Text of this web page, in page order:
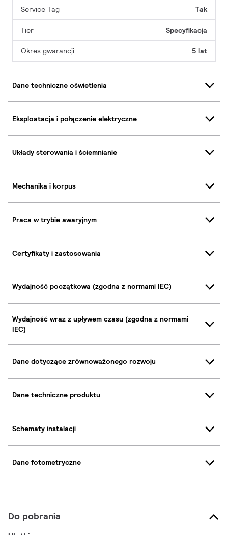
Service Tag Tak
Tier Specyfikacja
Okres gwarancji 5 lat
Dane techniczne oświetlenia
Eksploatacja i połączenie elektryczne
Układy sterowania i ściemnianie
Mechanika i korpus
Praca w trybie awaryjnym
Certyfikaty i zastosowania
Wydajność początkowa (zgodna z normami IEC)
Wydajność wraz z upływem czasu (zgodna z normami
IEC)
Dane dotyczące zrównoważonego rozwoju
Dane techniczne produktu
Schematy instalacji
Dane fotometryczne
Do pobrania